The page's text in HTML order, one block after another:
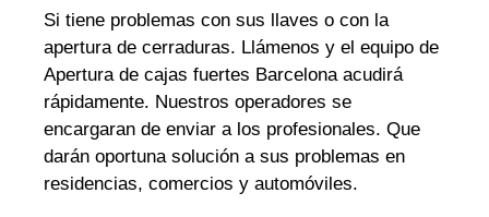
Si tiene problemas con sus llaves o con la
apertura de cerraduras. Llámenos y el equipo de
Apertura de cajas fuertes Barcelona acudirá
rápidamente. Nuestros operadores se
encargaran de enviar a los profesionales. Que
darán oportuna solución a sus problemas en
residencias, comercios y automóviles.